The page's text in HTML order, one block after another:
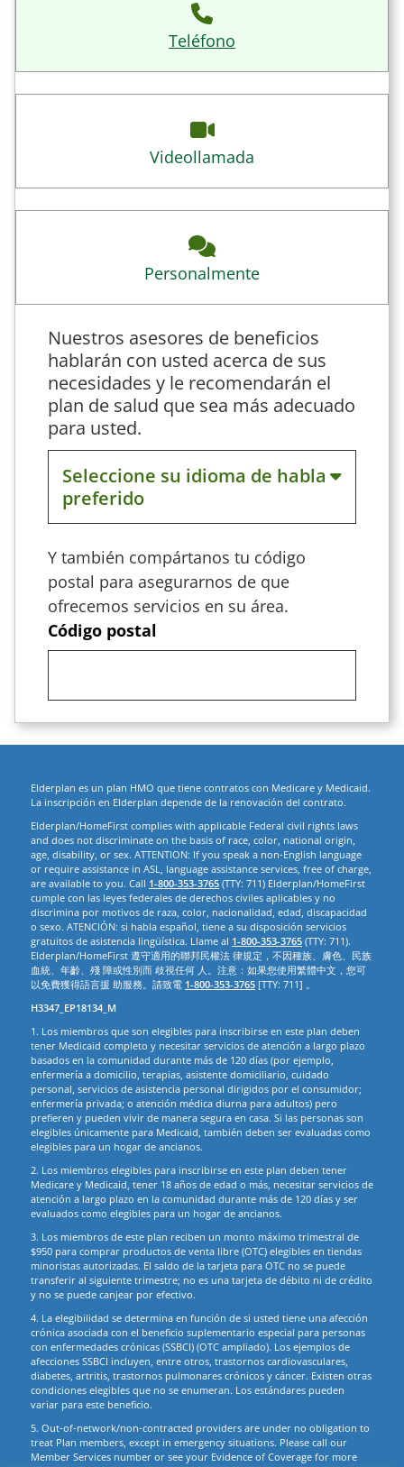
Teléfono
Videollamada
Personalmente
Nuestros asesores de beneficios
hablarán con usted acerca de sus
necesidades y le recomendarán el
plan de salud que sea más adecuado
para usted.
Seleccione su idioma de habla
preferido
English
Español
中文
Y también compártanos tu código
postal para asegurarnos de que
ofrecemos servicios en su área.
Código postal
Elderplan es un plan HMO que tiene contratos con Medicare y Medicaid.
La inscripción en Elderplan depende de la renovación del contrato.
Elderplan/HomeFirst complies with applicable Federal civil rights laws
and does not discriminate on the basis of race, color, national origin,
age, disability, or sex. ATTENTION: If you speak a non-English language
or require assistance in ASL, language assistance services, free of charge,
are available to you. Call 1-800-353-3765 (TTY: 711) Elderplan/HomeFirst
cumple con las leyes federales de derechos civiles aplicables y no
discrimina por motivos de raza, color, nacionalidad, edad, discapacidad
o sexo. ATENCIÓN: si habla español, tiene a su disposición servicios
gratuitos de asistencia lingüística. Llame al 1-800-353-3765 (TTY: 711).
Elderplan/HomeFirst 遵守適用的聯邦民權法 律規定，不因種族、膚色、民族
血統、年齡、殘 障或性別而 歧視任何 人。注意：如果您使用繁體中文，您可
以免費獲得語言援 助服務。請致電 1-800-353-3765 [TTY: 711] 。
H3347_EP18134_M
1. Los miembros que son elegibles para inscribirse en este plan deben
tener Medicaid completo y necesitar servicios de atención a largo plazo
basados en la comunidad durante más de 120 días (por ejemplo,
enfermería a domicilio, terapias, asistente domiciliario, cuidado
personal, servicios de asistencia personal dirigidos por el consumidor;
enfermería privada; o atención médica diurna para adultos) pero
prefieren y pueden vivir de manera segura en casa. Si las personas son
elegibles únicamente para Medicaid, también deben ser evaluadas como
elegibles para un hogar de ancianos.
2. Los miembros elegibles para inscribirse en este plan deben tener
Medicare y Medicaid, tener 18 años de edad o más, necesitar servicios de
atención a largo plazo en la comunidad durante más de 120 días y ser
evaluados como elegibles para un hogar de ancianos.
3. Los miembros de este plan reciben un monto máximo trimestral de
$950 para comprar productos de venta libre (OTC) elegibles en tiendas
minoristas autorizadas. El saldo de la tarjeta para OTC no se puede
transferir al siguiente trimestre; no es una tarjeta de débito ni de crédito
y no se puede canjear por efectivo.
4. La elegibilidad se determina en función de si usted tiene una afección
crónica asociada con el beneficio suplementario especial para personas
con enfermedades crónicas (SSBCI) (OTC ampliado). Los ejemplos de
afecciones SSBCI incluyen, entre otros, trastornos cardiovasculares,
diabetes, artritis, trastornos pulmonares crónicos y cáncer. Existen otras
condiciones elegibles que no se enumeran. Los estándares pueden
variar para este beneficio.
5. Out-of-network/non-contracted providers are under no obligation to
treat Plan members, except in emergency situations. Please call our
Member Services number or see your Evidence of Coverage for more